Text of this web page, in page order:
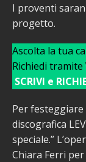
I proventi
progetto.
Ascolta la tua
Richiedi tramite
SCRIVI e
Per festeggiare
discografica
speciale.”
Chiara Ferri